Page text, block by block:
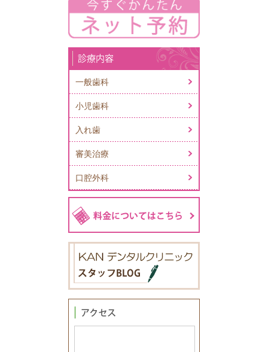
診療内容
一般歯科
小児歯科
入れ歯
審美治療
口腔外科